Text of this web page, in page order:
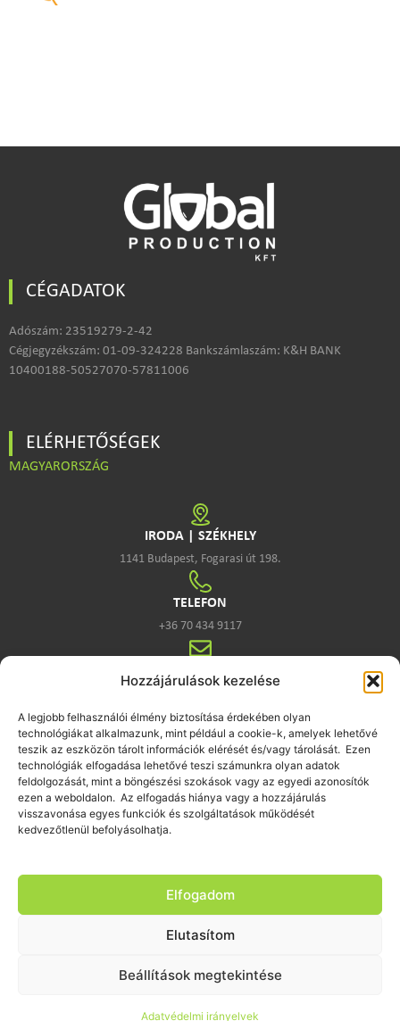
Hozzájárulások kezelése
A legjobb felhasználói élmény biztosítása érdekében olyan
technológiákat alkalmazunk, mint például a cookie-k, amelyek lehetővé
teszik az eszközön tárolt információk elérését és/vagy tárolását. Ezen
technológiák elfogadása lehetővé teszi számunkra olyan adatok
feldolgozását, mint a böngészési szokások vagy az egyedi azonosítók
ezen a weboldalon. Az elfogadás hiánya vagy a hozzájárulás
visszavonása egyes funkciók és szolgáltatások működését
kedvezőtlenül befolyásolhatja.
Elfogadom
Elutasítom
Beállítások megtekintése
Adatvédelmi irányelvek
CÉGADATOK
Adószám: 23519279-2-42
Cégjegyzékszám: 01-09-324228 Bankszámlaszám: K&H BANK
10400188-50527070-57811006
ELÉRHETŐSÉGEK
MAGYARORSZÁG
IRODA | SZÉKHELY
1141 Budapest, Fogarasi út 198.
TELEFON
+36 70 434 9117
Copyrigt © 2025 Global Production Kft. Confidential
Adatvédelmi tájékoztató